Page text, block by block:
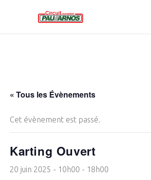
« Tous les Évènements
Cet évènement est passé.
Karting Ouvert
20 juin 2025 - 10h00 - 18h00